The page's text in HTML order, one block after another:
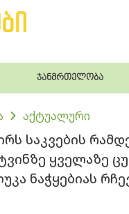
ჯანმრთელობა
აქტუალური
საკვების
ყველაზე
ნაჭყებიას